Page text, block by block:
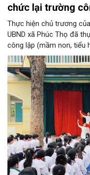
chức lại trường
Thực hiện chủ trương
UBND xã Phúc Thọ đã
công lập (mầm non, tiểu
độc lập thành 11 trường.
đầu mối đơn vị, tỷ lệ tinh